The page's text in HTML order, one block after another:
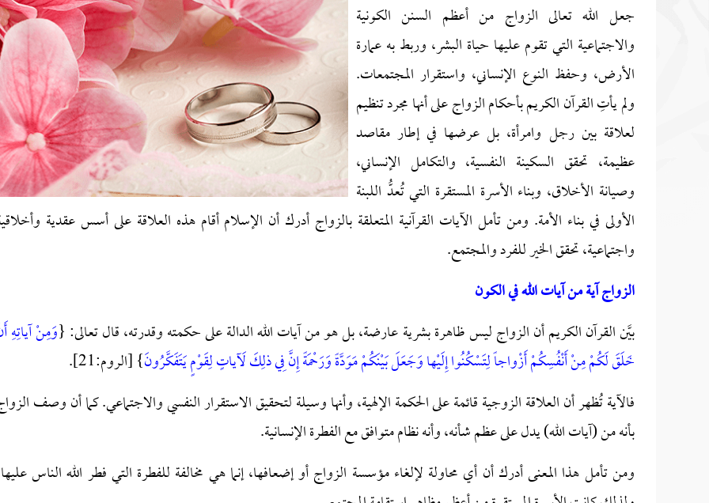
جعل الله تعالى الزواج من أعظم السنن الكونية
والاجتماعية التي تقوم عليها حياة البشر، وربط به عمارة
الأرض، وحفظ النوع الإنساني، واستقرار المجتمعات.
ولم يأتِ القرآن الكريم بأحكام الزواج على أنها مجرد تنظيم
لعلاقة بين رجل وامرأة، بل عرضها في إطار مقاصد
عظيمة، تحقق السكينة النفسية، والتكامل الإنساني،
وصيانة الأخلاق، وبناء الأسرة المستقرة التي تُعدُّ اللبنة
الأولى في بناء الأمة. ومن تأمل الآيات القرآنية المتعلقة بالزواج أدرك أن الإسلام أقام هذه العلاقة على أسس عقدية
واجتماعية، تحقق الخير للفرد والمجتمع.
الزواج آية من آيات الله في الكون
بيَّن القرآن الكريم أن الزواج ليس ظاهرة بشرية عارضة، بل هو من آيات الله الدالة على حكمته وقدرته، قال تعالى: {وَمِنْ آياتِهِ
خَلَقَ لَكُمْ مِنْ أَنْفُسِكُمْ أَزْواجاً لِتَسْكُنُوا إِلَيْها وَجَعَلَ بَيْنَكُمْ مَوَدَّةً وَرَحْمَةً إِنَّ فِي ذلِكَ لَآياتٍ لِقَوْمٍ يَتَفَكَّرُونَ} [الروم:21].
فالآية تُظهر أن العلاقة الزوجية قائمة على الحكمة الإلهية، وأنها وسيلة لتحقيق الاستقرار النفسي والاجتماعي. كما أن وصف
بأنه من (آيات الله) يدل على عظم شأنه، وأنه نظام متوافق مع الفطرة الإنسانية.
ومن تأمل هذا المعنى أدرك أن أي محاولة لإلغاء مؤسسة الزواج أو إضعافها، إنما هي مخالفة للفطرة التي فطر الله الناس